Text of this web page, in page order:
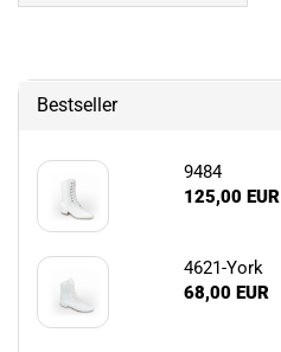
Bestseller
9484
125,00 EUR
4621-York
68,00 EUR